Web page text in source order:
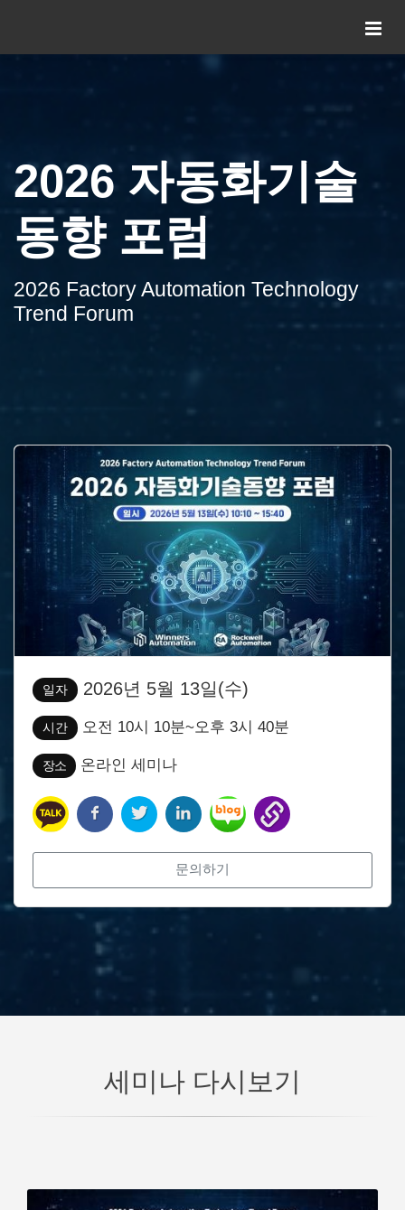
2026 자동화기술
동향 포럼
2026 Factory Automation Technology
Trend Forum
일자 2026년 5월 13일(수)
시간 오전 10시 10분~오후 3시 40분
장소 온라인 세미나
문의하기
세미나 다시보기